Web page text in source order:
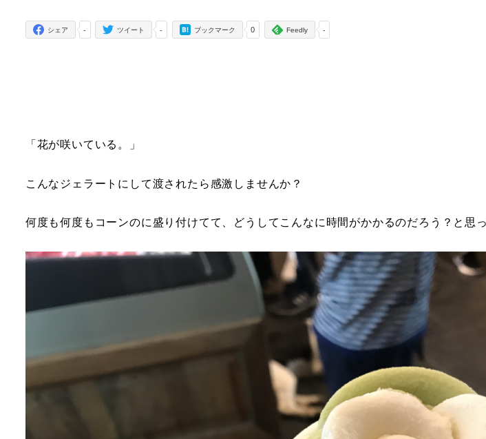
-
シェア -
ツイート 0
ブックマーク -
Feedly
「花が咲いている。」
こんなジェラートにして渡されたら感激しませんか？
何度も何度もコーンのに盛り付けてて、どうしてこんなに時間がかかるのだろう？と思っ